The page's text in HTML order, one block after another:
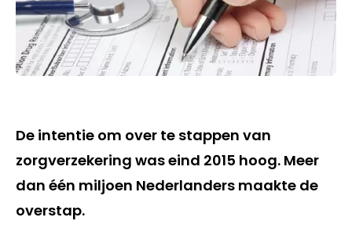
De intentie om over te stappen van
zorgverzekering was eind 2015 hoog. Meer
dan één miljoen Nederlanders maakte de
overstap.